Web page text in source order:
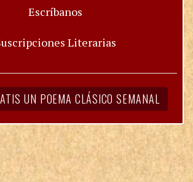
Escríbanos
Literarias
UN POEMA CLÁSICO SEMANAL